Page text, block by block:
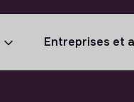
Entreprises et